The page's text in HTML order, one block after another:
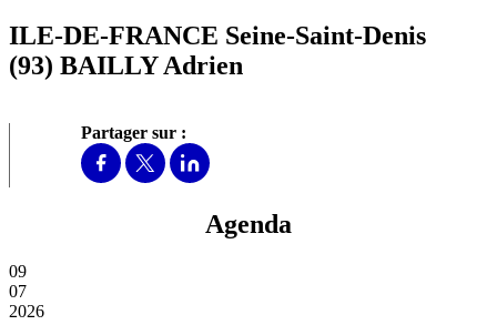
ILE-DE-FRANCE Seine-Saint-Denis
(93) BAILLY Adrien
Partager sur :
Agenda
09
07
2026